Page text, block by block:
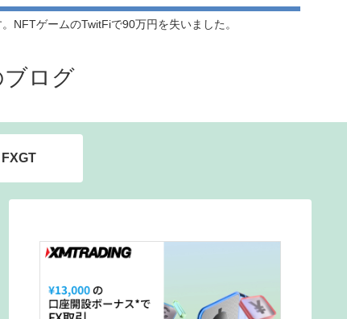
NFTゲームのTwitFiで90万円を失いました。
ログ
FXGT